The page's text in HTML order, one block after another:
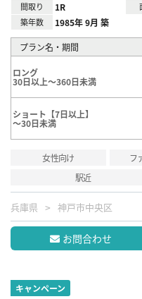
間取り 1R
築年数 1985年 9月 築
プラン名・期間
ロング
30日以上～360日未満
ショート【7日以上】
～30日未満
女性向け フ
駅近
兵庫県 神戸市中央区
お問合わせ
キャンペーン